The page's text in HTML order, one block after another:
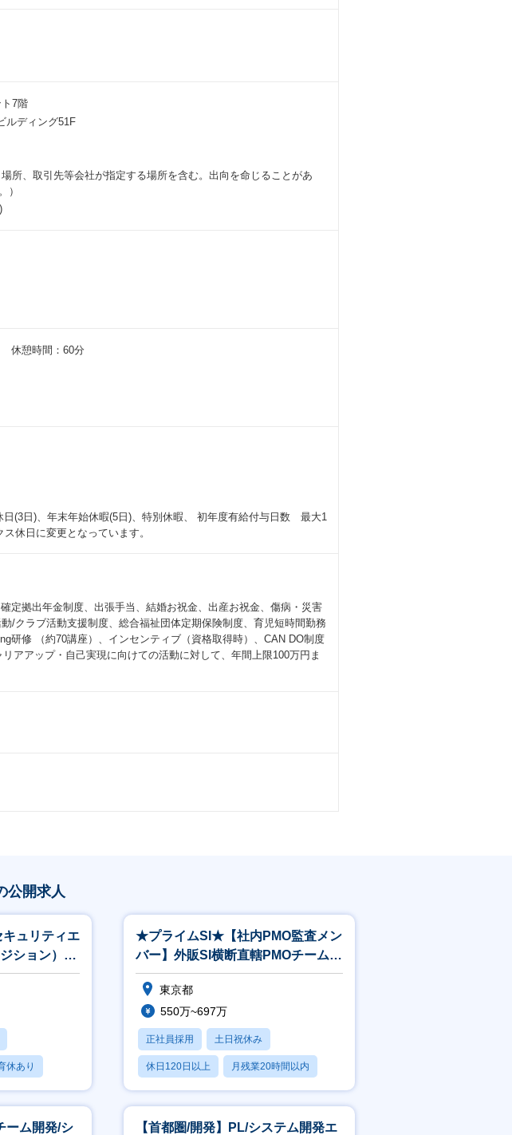
7階
ルディング51F
所、取引先等会社が指定する場所を含む。出向を命じることがあ
）
休憩時間：60分
(3日)、年末年始休暇(5日)、特別休暇、 初年度有給付与日数 最大1
日に変更となっています。
定拠出年金制度、出張手当、結婚お祝金、出産お祝金、傷病・災害
/クラブ活動支援制度、総合福祉団体定期保険制度、育児短時間勤務
研修 （約70講座）、インセンティブ（資格取得時）、CAN DO制度
アアップ・自己実現に向けての活動に対して、年間上限100万円ま
公開求人
ュリティエ
ジション）
クラス以上
休あり
★プライムSI★【社内PMO監査メン
バー】外販SI横断直轄PMOチーム／
監査
東京都
550万~697万
正社員採用 土日祝休み
休日120日以上 月残業20時間以内
賞与あり
ーム開発/シ
【首都圏/開発】PL/システム開発エ